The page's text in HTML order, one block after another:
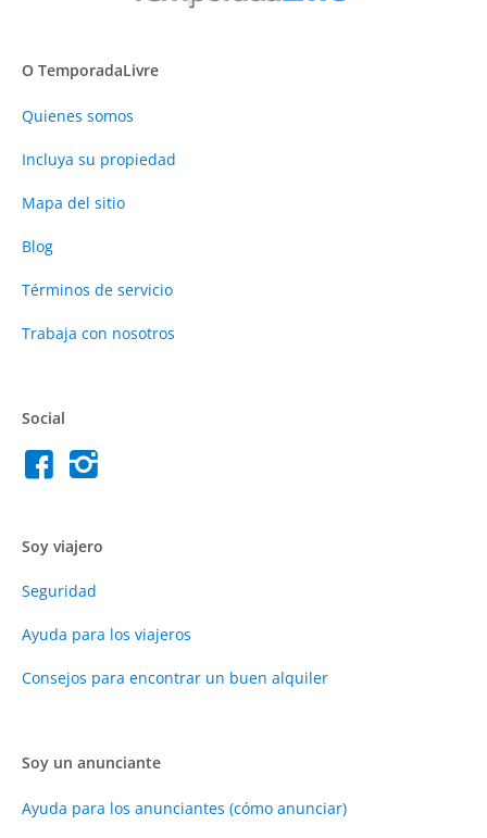
O TemporadaLivre
Quienes somos
Incluya su propiedad
Mapa del sitio
Blog
Términos de servicio
Trabaja con nosotros
Social
Soy viajero
Seguridad
Ayuda para los viajeros
Consejos para encontrar un buen alquiler
Soy un anunciante
Ayuda para los anunciantes (cómo anunciar)